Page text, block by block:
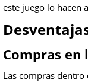
este juego lo hacen
Compras en
Las compras